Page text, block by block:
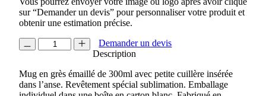
sur “Demander un devis” pour personnaliser votre produit et
obtenir une estimation précise.
quantité
de
AVEC
PETITE
Demander un devis
Description
Mug en grès émaillé de 300ml avec petite cuillère insérée
dans l’anse. Revêtement spécial sublimation. Emballage